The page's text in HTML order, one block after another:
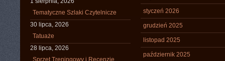
Tematyczne Szlaki Czytelnicze
30 lipca, 2026
Tatuaże
28 lipca, 2026
Sprzęt Treningowy i Recenzje
styczeń 2026
grudzień 2025
listopad 2025
październik 2025